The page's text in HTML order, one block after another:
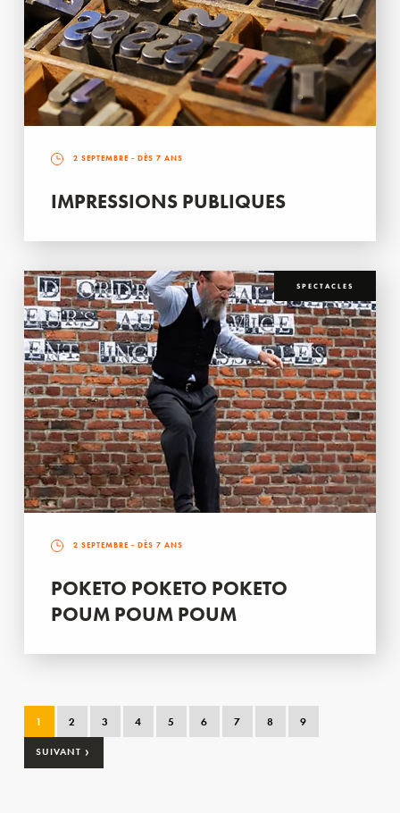
2 SEPTEMBRE - DÈS 7 ANS
IMPRESSIONS PUBLIQUES
SPECTACLES
2 SEPTEMBRE - DÈS 7 ANS
POKETO POKETO POKETO
POUM POUM POUM
1 2 3 4 5 6 7 8 9
SUIVANT ›